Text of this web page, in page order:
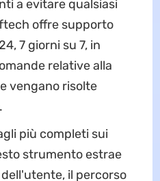
a evitare qualsiasi
offre supporto
7 giorni su 7, in
relative alla
vengano risolte
più completi sui
strumento estrae
il percorso